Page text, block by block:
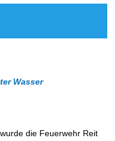
Wasser
die Feuerwehr Reit